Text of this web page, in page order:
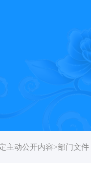
主动公开内容>部门文件